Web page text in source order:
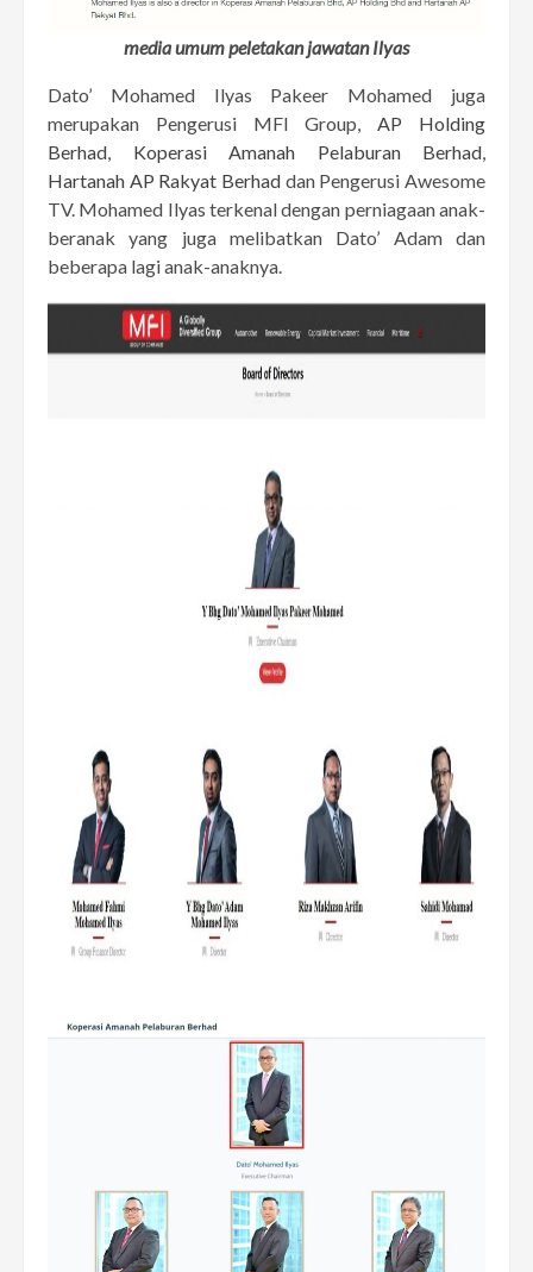
media umum peletakan jawatan Ilyas
Dato’ Mohamed Ilyas Pakeer Mohamed juga
merupakan Pengerusi MFI Group, AP Holding
Berhad
Koperasi Amanah Pelaburan Berhad
Hartanah AP Rakyat Berhad dan Pengerusi Awesome
TV. Mohamed Ilyas terkenal dengan perniagaan anak-
beranak yang juga melibatkan Dato’ Adam dan
beberapa lagi anak-anaknya.